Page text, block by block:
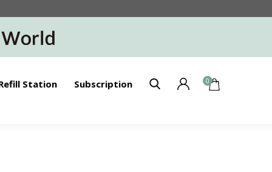
Station Subscription 0